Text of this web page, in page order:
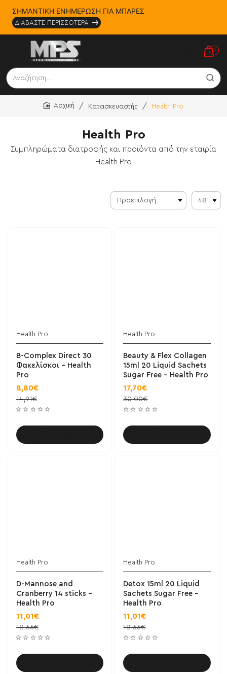
ΣΗΜΑΝΤΙΚΗ ΕΝΗΜΕΡΩΣΗ ΓΙΑ ΜΠΑΡΕΣ
ΔΙΑΒΑΣΤΕ ΠΕΡΙΣΣΟΤΕΡΑ
0
Αναζήτηση...
Health Pro
Συμπληρώματα διατροφής και προϊόντα από την εταιρία
Health Pro
Κατασκευαστής Health Pro
Health Pro
B-Complex Direct 30
Φακελίσκοι - Health
Pro
8,80€
14,91€
Health Pro
Beauty & Flex Collagen
15ml 20 Liquid Sachets
Sugar Free - Health Pro
17,70€
30,00€
Health Pro
D-Mannose and
Cranberry 14 sticks -
Health Pro
11,01€
18,66€
Health Pro
Detox 15ml 20 Liquid
Sachets Sugar Free -
Health Pro
11,01€
18,66€